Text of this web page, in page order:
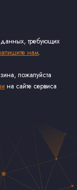
данных, требующих
нам.
пожалуйста
на сайте сервиса